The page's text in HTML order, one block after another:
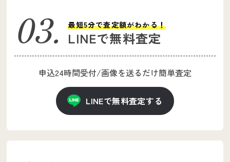
LINEで無料査定
最短5分で査定額がわかる！
申込24時間受付/画像を送るだけ簡単査定
LINEで無料査定する